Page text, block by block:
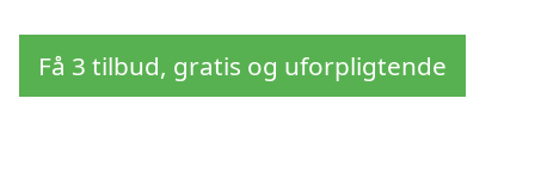
Få 3 tilbud, gratis og uforpligtende